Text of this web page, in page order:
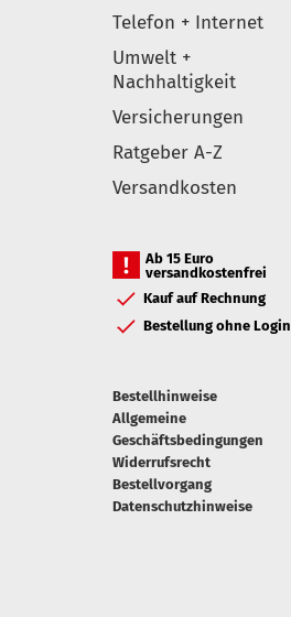
Telefon + Internet
Umwelt +
Nachhaltigkeit
Versicherungen
Ratgeber A-Z
Versandkosten
Ab 15 Euro
versandkostenfrei
Kauf auf Rechnung
Bestellung ohne Login
Bestellhinweise
Allgemeine
Geschäftsbedingungen
Widerrufsrecht
Bestellvorgang
Datenschutzhinweise